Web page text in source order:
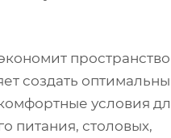
создать
условия
питания, столовых,